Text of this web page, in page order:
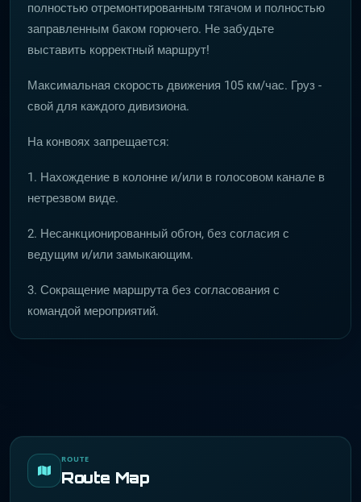
полностью отремонтированным тягачом и полностью
заправленным баком горючего. Не забудьте
выставить корректный маршрут!
Максимальная скорость движения 105 км/час. Груз -
свой для каждого дивизиона.
На конвоях запрещается:
1. Нахождение в колонне и/или в голосовом канале в
нетрезвом виде.
2. Несанкционированный обгон, без согласия с
ведущим и/или замыкающим.
3. Сокращение маршрута без согласования с
командой мероприятий.
ROUTE
Route Map